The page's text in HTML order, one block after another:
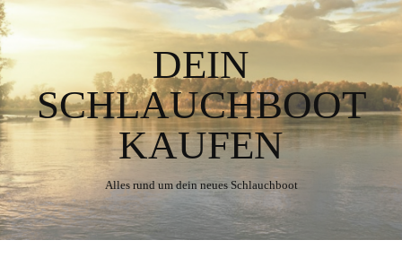
DEIN
SCHLAUCHBOOT
KAUFEN
Alles rund um dein neues Schlauchboot